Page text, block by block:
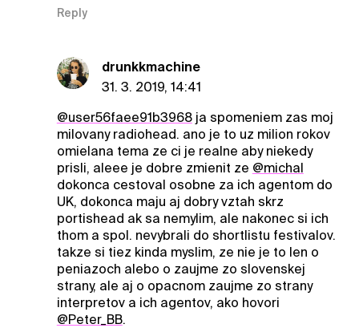
Reply
drunkkmachine
31. 3. 2019, 14:41
@user56faee91b3968ja spomeniem zas moj
milovany radiohead. ano je to uz milion rokov
omielana tema ze ci je realne aby niekedy
prisli, aleee je dobre zmienit ze @michal
dokonca cestoval osobne za ich agentom do
UK, dokonca maju aj dobry vztah skrz
portishead ak sa nemylim, ale nakonec si ich
thom a spol. nevybrali do shortlistu festivalov.
takze si tiez kinda myslim, ze nie je to len o
peniazoch alebo o zaujme zo slovenskej
strany, ale aj o opacnom zaujme zo strany
interpretov a ich agentov, ako hovori
@Peter_BB.